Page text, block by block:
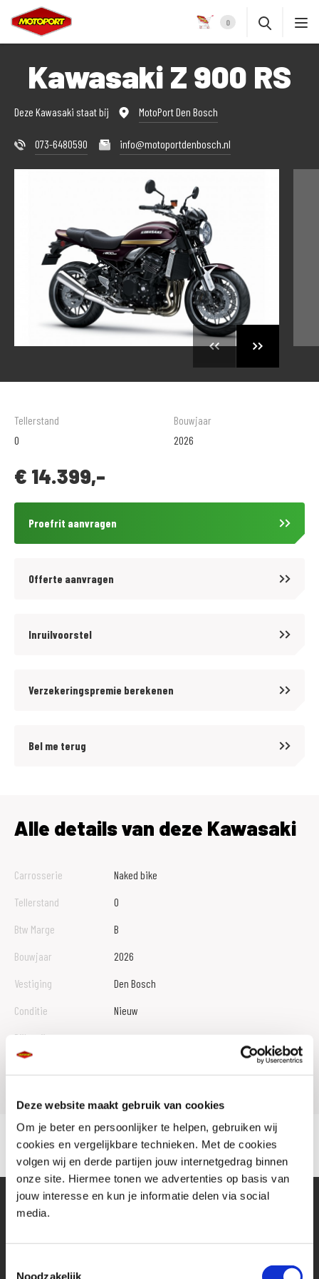
Deze website maakt gebruik van cookies
Om je beter en persoonlijker te helpen, gebruiken wij
cookies en vergelijkbare technieken. Met de cookies
volgen wij en derde partijen jouw internetgedrag binnen
onze site. Hiermee tonen we advertenties op basis van
jouw interesse en kun je informatie delen via social
media.
Noodzakelijk
0
Kawasaki Z 900 RS
Deze Kawasaki staat bij MotoPort Den Bosch
073-6480590 info@motoportdenbosch.nl
Tellerstand
0
Bouwjaar
2026
€ 14.399,-
Proefrit aanvragen
Offerte aanvragen
Inruilvoorstel
Verzekeringspremie berekenen
Bel me terug
Alle details van deze Kawasaki
Carrosserie
Naked bike
Tellerstand
0
Btw Marge
B
Bouwjaar
2026
Vestiging
Den Bosch
Conditie
Nieuw
Rijbewijs type